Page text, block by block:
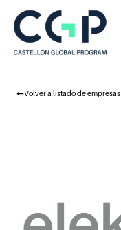
Volver a listado de empresas